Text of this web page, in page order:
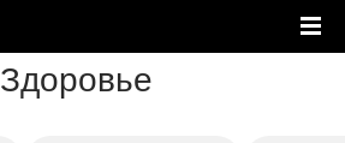
Здоровье